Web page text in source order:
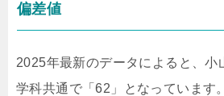
偏差値
2025年最新のデータによると、小
学科共通で「62」となっています